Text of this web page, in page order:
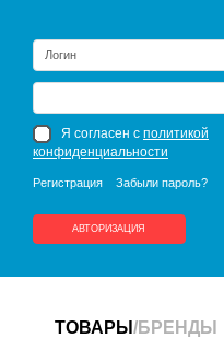
Я согласен с политикой
конфиденциальности
Регистрация Забыли пароль?
АВТОРИЗАЦИЯ
ТОВАРЫ /БРЕНДЫ